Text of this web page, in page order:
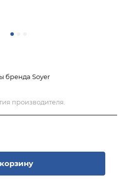
бренда Soyer
производителя.